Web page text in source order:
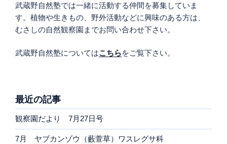
武蔵野自然塾では一緒に活動する仲間を募集していま
す。植物や生きもの、野外活動などに興味のある方は、
むさしの自然観察園までお問い合わせ下さい。
武蔵野自然塾についてはこちらをご覧下さい。
最近の記事
観察園だより 7月27日号
7月 ヤブカンゾウ（藪萱草）ワスレグサ科